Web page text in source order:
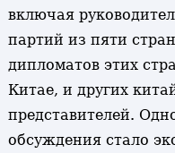
включая
партий из пяти
дипломатов этих
Китае, и других
представителей.
обсуждения стало